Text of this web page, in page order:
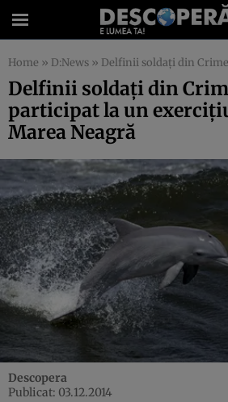
Home » D:News » Delfinii soldaţi din Crimeea au participat
Delfinii soldaţi din
participat la un
Marea Neagră
Descopera
Publicat: 03.12.2014